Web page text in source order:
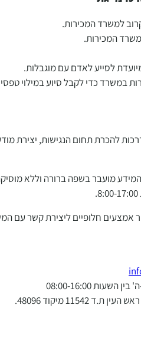
למשרד המכירות.
המכירות.
לסייע לאדם עם מוגבלות.
במשרד כדי לקבל סיוע במילוי
להכרת תחום הנגישות, יצירת
מועבר בשפה ברורה וללא
אמצעים חלופיים ליצירת קשר עם
08:00-16:00